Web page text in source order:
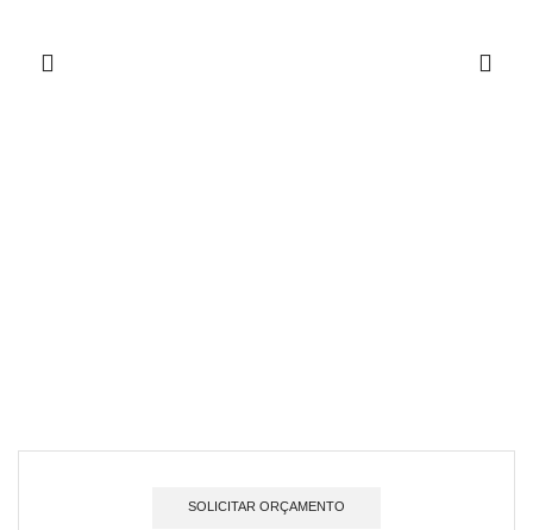
SOLICITAR ORÇAMENTO